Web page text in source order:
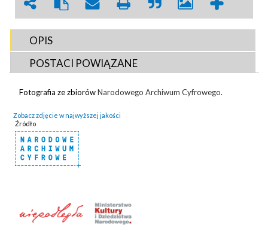
OPIS
POSTACI POWIĄZANE
Fotografia ze zbiorówNarodowego Archiwum Cyfrowego.
Zobacz zdjęcie w najwyższej jakości
Źródło